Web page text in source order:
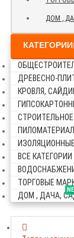
ДОМ ,
КАТЕГОРИИ
ДРЕВЕСНО-
КРОВЛЯ,
ВСЕ КАТЕГОРИИ
ТОРГОВЫЕ
ДОМ , ДАЧА,